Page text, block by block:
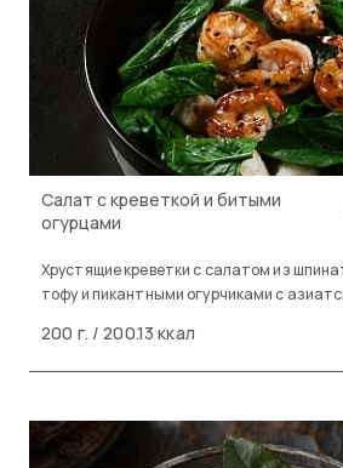
Салат с креветкой и битыми
огурцами
Хрустящие креветки с салатом из
тофу и пикантными огурчиками с
200 г. / 200.13 ккал